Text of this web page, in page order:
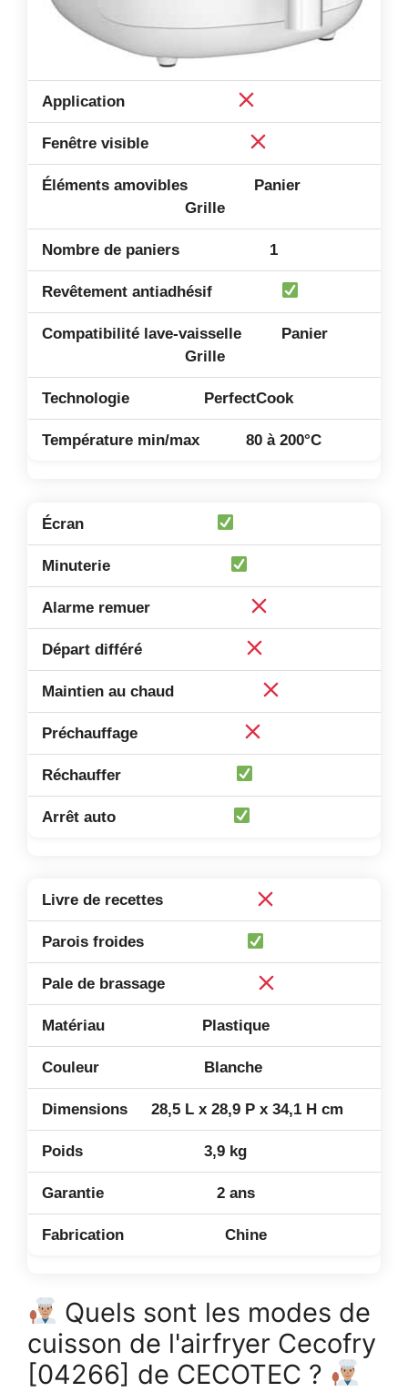
Panier
Grille
1
Panier
Grille
PerfectCook
80 à 200°C
Plastique
Blanche
28,5 L x 28,9 P x 34,1 H cm
3,9 kg
2 ans
Chine
Quels sont les modes de
cuisson de l'airfryer Cecofry
[04266] de CECOTEC ?